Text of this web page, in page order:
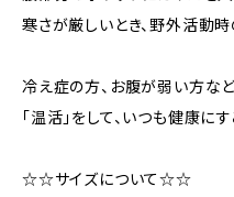
寒さが厳しいとき、野外活動
冷え症の方、お腹が弱い方な
「温活」をして、いつも健康にす
☆☆サイズについて☆☆